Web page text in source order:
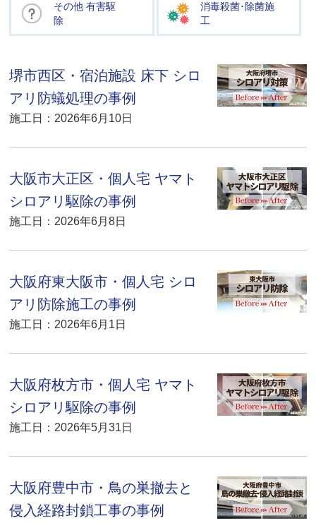
その他 有害駆
除
消毒殺菌･除菌施
工
堺市西区・宿泊施設 床下 シロ
アリ防蟻処理の事例
施工日：2026年6月10日
大阪市大正区・個人宅 ヤマト
シロアリ駆除の事例
施工日：2026年6月8日
大阪府東大阪市・個人宅 シロ
アリ防除施工の事例
施工日：2026年6月1日
大阪府枚方市・個人宅 ヤマト
シロアリ駆除の事例
施工日：2026年5月31日
大阪府豊中市・鳥の巣撤去と
侵入経路封鎖工事の事例